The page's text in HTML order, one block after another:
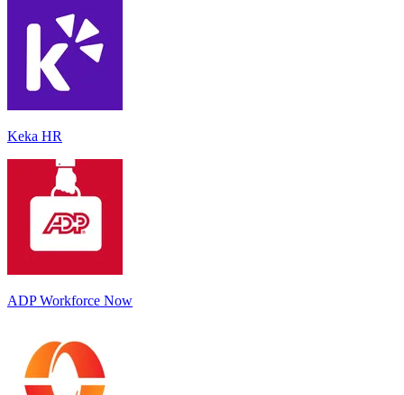
Keka HR
ADP Workforce Now